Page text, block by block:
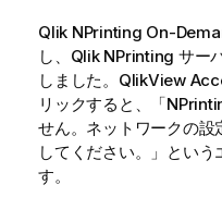
Qlik NPrinting On-
し、 Qlik NPrinting サー
しました。 QlikView
リックすると、「
せん。ネットワークの
してください。」とい
す。